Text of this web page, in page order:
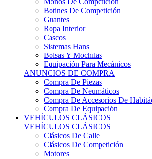
Monos De Competición
Botines De Competición
Guantes
Ropa Interior
Cascos
Sistemas Hans
Bolsas Y Mochilas
Equipación Para Mecánicos
ANUNCIOS DE COMPRA
Compra De Piezas
Compra De Neumáticos
Compra De Accesorios De
Compra De Equipación
VEHÍCULOS CLÁSICOS
VEHÍCULOS CLÁSICOS
Clásicos De Calle
Clásicos De Competición
Motores